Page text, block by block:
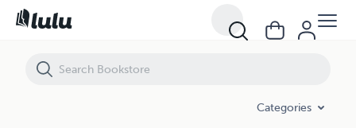
Categories
ANNO 2023 IL GOVERNO TERZA PARTE